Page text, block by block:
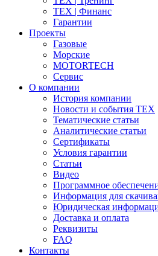
ТЕХ | Финанс
Гарантии
Проекты
Газовые
Морские
MOTORTECH
Сервис
О компании
История компании
Новости и события ТЕХ
Тематические статьи
Аналитические статьи
Сертификаты
Условия гарантии
Статьи
Видео
Программное
Информация для
Юридическая
Доставка и оплата
Реквизиты
FAQ
Контакты